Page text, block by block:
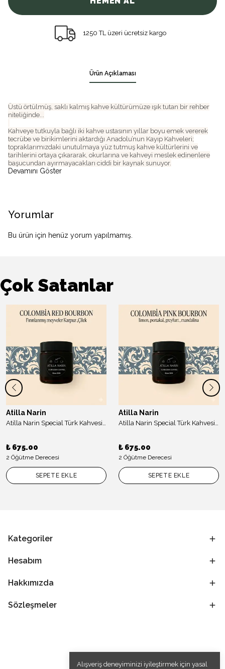
Alışveriş deneyiminizi iyileştirmek için yasal
1250 TL üzeri ücretsiz kargo
Ürün Açıklaması
Üstü örtülmüş, saklı kalmış kahve kültürümüze ışık tutan bir rehber
niteliğinde...
Kahveye tutkuyla bağlı iki kahve ustasının yıllar boyu emek vererek
tecrübe ve birikimlerini aktardığı Anadolu’nun Kayıp Kahveleri;
topraklarımızdaki unutulmaya yüz tutmuş kahve kültürlerini ve
tarihlerini ortaya çıkararak, okurlarına ve kahveyi meslek edinenlere
başucundan ayırmayacakları ciddi bir kaynak sunuyor.
Devamını Göster
Yorumlar
Bu ürün için henüz yorum yapılmamış.
Çok Satanlar
Atilla Narin
Atilla Narin Special Türk Kahvesi Colombıa Red Bourbon Signature Series 45 gr
₺ 675.00
2 Öğütme Derecesi
SEPETE EKLE
Atilla Narin
Atilla Narin Special Türk Kahvesi Colombıa Pınk Bourbon Signature Series 45 gr
₺ 675.00
2 Öğütme Derecesi
SEPETE EKLE
Kategoriler
Hesabım
Hakkımızda
Sözleşmeler